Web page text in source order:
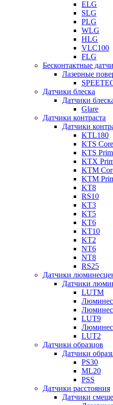
ELG
SLG
PLG
WLG
HLG
VLC100
FLG
Бесконтактные
Лазерные
Датчики блеска
Датчики
Glare
Датчики контраста
Датчики
KTL180
KTS Core
KTS
KTX
KTM
KTM
KT8
RS10
KT3
KT5
KT6
KT10
KT2
NT6
NT8
RS25
Датчики
Датчики
LUTM
LUT9
LUT2
Датчики образцов
Датчики
PS30
ML20
PSS
Датчики расстояния
Датчики